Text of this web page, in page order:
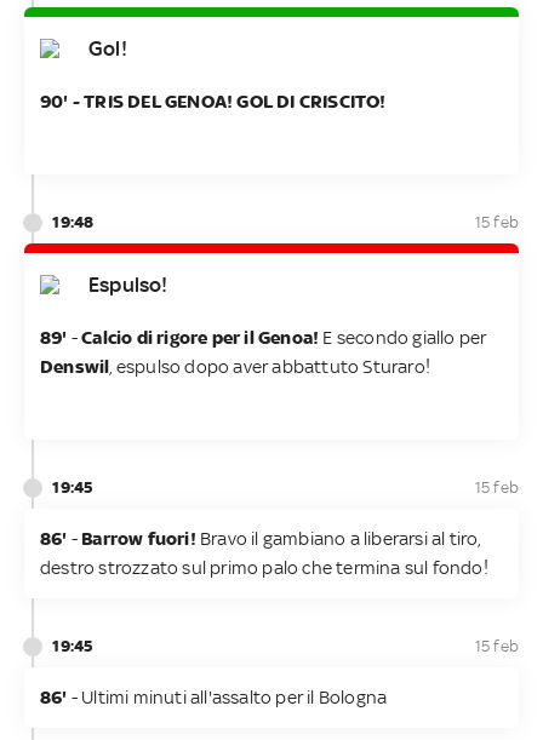
Gol!
90' - TRIS DEL GENOA! GOL DI CRISCITO!
19:48 15 feb
Espulso!
89' -Calcio di rigore per il Genoa! E secondo giallo per
Denswil , espulso dopo aver abbattuto Sturaro!
19:45 15 feb
86' - Barrow fuori! Bravo il gambiano a liberarsi al tiro,
destro strozzato sul primo palo che termina sul fondo!
19:45 15 feb
86' - Ultimi minuti all'assalto per il Bologna